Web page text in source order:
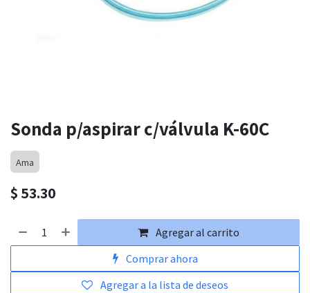
Sonda p/aspirar c/válvula K-60C
Ama
$ 53.30
Agregar al carrito
Comprar ahora
Agregar a la lista de deseos